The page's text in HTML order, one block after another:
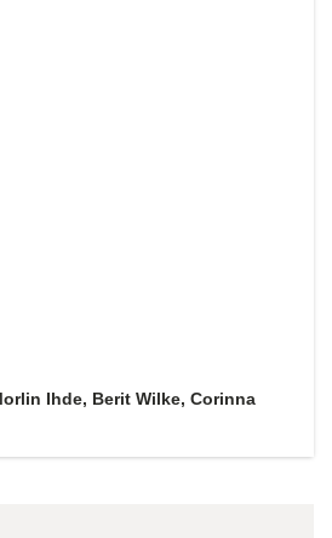
Ihde, Berit Wilke, Corinna